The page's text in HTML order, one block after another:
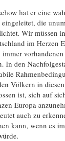
hat er eine
die
Wir müssen
im Herzen
vorhandenen
In den
Völkern in
ist, sich auf
Europa
auch zu
kann, wenn es